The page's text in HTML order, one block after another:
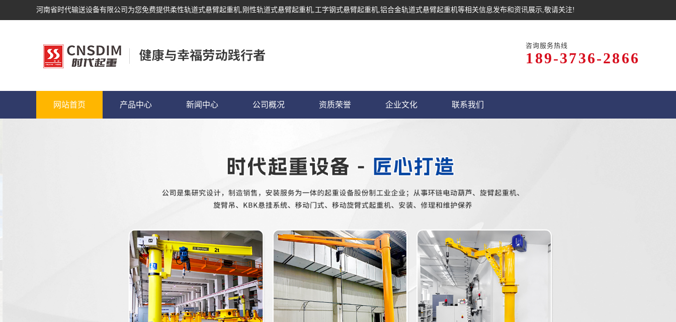
河南省时代输送设备有限公司为您免费提供柔性轨道式悬臂起重机,刚性轨道式悬臂起重机,工字钢式悬臂起重机,铝合金轨道式悬臂起重机等相关信息发布和资讯展示,敬请关注!
咨询服务热线
189-3736-2866
网站首页 产品中心 新闻中心 公司概况 资质荣誉 企业文化 联系我们